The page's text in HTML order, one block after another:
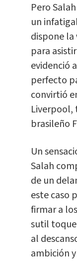
Pero
un
dispone la
para
evidenció
perfecto
convirtió
Liverpool,
brasileño
Un
Salah
de un
este caso
firmar a
sutil toque
al
ambición